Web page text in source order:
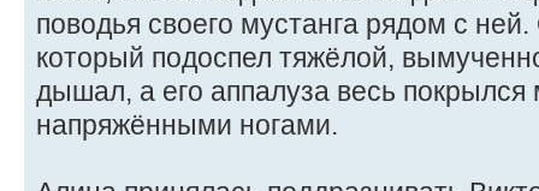
поводья своего мустанга рядом с
который подоспел тяжёлой,
дышал, а его аппалуза весь
напряжёнными ногами.